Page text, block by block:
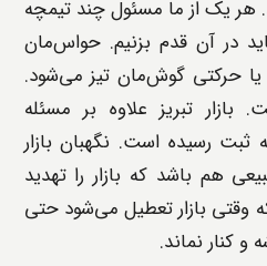
هر یک از ما مسئول چند تیمچه
در آن قدم بزنیم. حواس‌مان
حرکتی گوش‌مان تیز می‌شود.
بازار تبریز علاوه بر مسئله
رسیده است. نگهبان بازار
هم باشد که بازار را تهدید
بازار تعطیل می‌شود حتی
کنار نماند.